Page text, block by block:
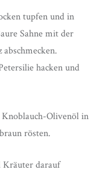
tupfen und in
Sahne mit der
hacken und
Knoblauch-Olivenöl in
rösten.
Kräuter darauf